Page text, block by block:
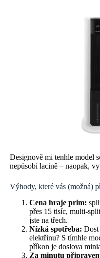
Designově mi tenhle model
nepůsobí lacině – naopak,
Výhody, které vás (možná)
Cena hraje prim:
přes 15 tisíc, multi-
jste na třech.
Nízká spotřeba: Dost
elektřinu? S tímhle
příkon je doslova
Za minutu